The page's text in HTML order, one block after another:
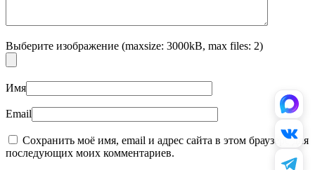
Выберите изображение (maxsize: 3000kB, max files: 2)
Имя
Email
Сохранить моё имя, email и адрес сайта в этом браузере для
последующих моих комментариев.